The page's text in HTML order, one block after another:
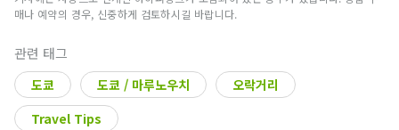
매나 예약의 경우, 신중하게 검토하시길 바랍니다.
관련 태그
도쿄 도쿄 / 마루노우치
오락거리
Travel Tips